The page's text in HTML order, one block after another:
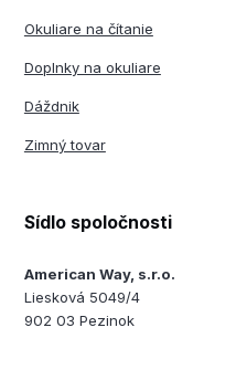
Okuliare na čítanie
Doplnky na okuliare
Dáždnik
Zimný tovar
Sídlo spoločnosti
American Way, s.r.o.
Liesková 5049/4
902 03 Pezinok